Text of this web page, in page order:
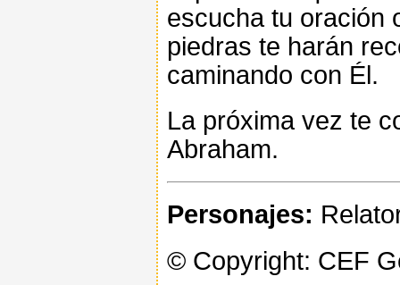
escucha tu oración
piedras te harán
caminando con Él.
La próxima vez te
Abraham.
Personajes:
© Copyright: CEF